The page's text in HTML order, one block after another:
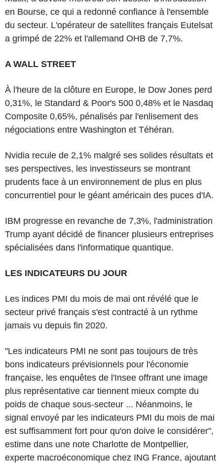
en Bourse, ce qui a redonné confiance à l'ensemble
du secteur. L'opérateur de satellites français Eutelsat
a grimpé de 22% et l'allemand OHB de 7,7%.
A WALL STREET
À l'heure de la clôture en Europe, le Dow Jones perd
0,31%, le Standard & Poor's 500 0,48% et le Nasdaq
Composite 0,65%, pénalisés par l'enlisement des
négociations entre Washington et Téhéran.
Nvidia recule de 2,1% malgré ses solides résultats et
ses perspectives, les investisseurs se montrant
prudents face à un environnement de plus en plus
concurrentiel pour le géant américain des puces d'IA.
IBM progresse en revanche de 7,3%, l'administration
Trump ayant décidé de financer plusieurs entreprises
spécialisées dans l'informatique quantique.
LES INDICATEURS DU JOUR
Les indices PMI du mois de mai ont révélé que le
secteur privé français s'est contracté à un rythme
jamais vu depuis fin 2020.
"Les indicateurs PMI ne sont pas toujours de très
bons indicateurs prévisionnels pour l'économie
française, les enquêtes de l'Insee offrant une image
plus représentative car tiennent mieux compte du
poids de chaque sous-secteur ... Néanmoins, le
signal envoyé par les indicateurs PMI du mois de mai
est suffisamment fort pour qu'on doive le considérer",
estime dans une note Charlotte de Montpellier,
experte macroéconomique chez ING France, ajoutant